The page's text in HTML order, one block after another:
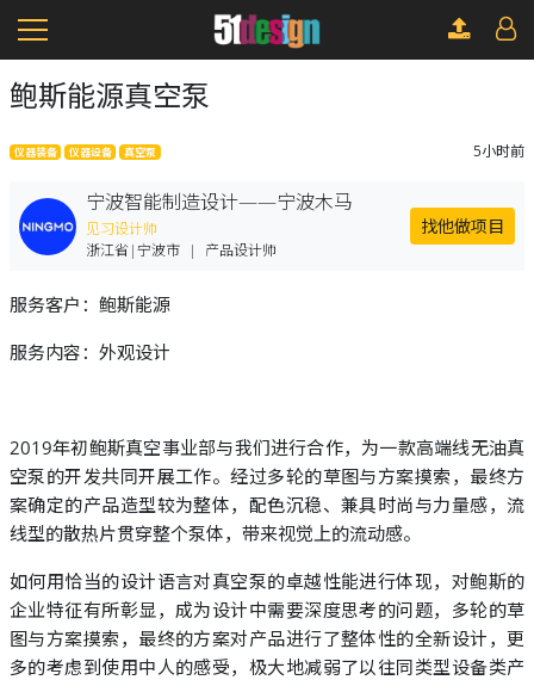
鲍斯能源真空泵
仪器装备 仪器设备 真空泵 5小时前
宁波智能制造设计——宁波木马
见习设计师
浙江省|宁波市 | 产品设计师
找他做项目
服务客户：鲍斯能源
服务内容：外观设计
2019年初鲍斯真空事业部与我们进行合作，为一款高端线无油真
空泵的开发共同开展工作。经过多轮的草图与方案摸索，最终方
案确定的产品造型较为整体，配色沉稳、兼具时尚与力量感，流
线型的散热片贯穿整个泵体，带来视觉上的流动感。
如何用恰当的设计语言对真空泵的卓越性能进行体现，对鲍斯的
企业特征有所彰显，成为设计中需要深度思考的问题，多轮的草
图与方案摸索，最终的方案对产品进行了整体性的全新设计，更
多的考虑到使用中人的感受，极大地减弱了以往同类型设备类产